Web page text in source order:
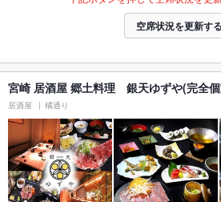
空席状況を更新する
宮崎 居酒屋 郷土料理 銀天ゆずや(完全
居酒屋 橘通り